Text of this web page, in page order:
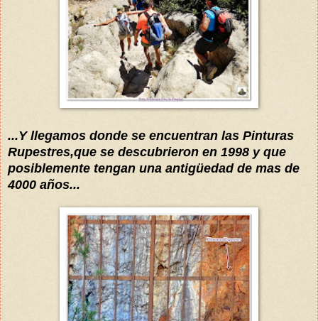
...Y llegamos donde se encuentran las Pinturas
Rupestres,que se descubrieron en 1998 y que
posiblemente tengan una antigüedadde mas de
4000 años...